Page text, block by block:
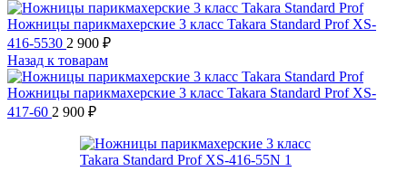
Ножницы парикмахерские 3 класс Takara Standard Prof XS-
416-5530 2 900 ₽
Назад к товарам
Ножницы парикмахерские 3 класс Takara Standard Prof XS-
417-60 2 900 ₽